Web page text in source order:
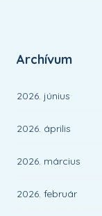
Archívum
2026. június
2026. április
2026. március
2026. február